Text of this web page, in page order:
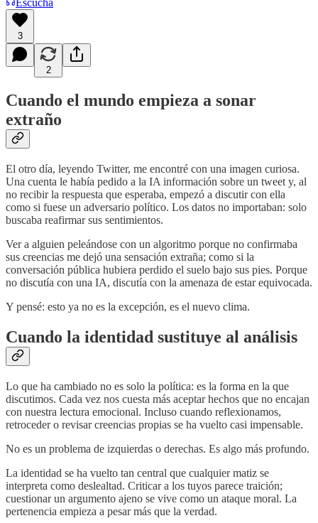
3
2
Cuando el mundo empieza a sonar
extraño
El otro día, leyendo Twitter, me encontré con una imagen curiosa.
Una cuenta le había pedido a la IA información sobre un tweet y, al
no recibir la respuesta que esperaba, empezó a discutir con ella
como si fuese un adversario político. Los datos no importaban: solo
buscaba reafirmar sus sentimientos.
Ver a alguien peleándose con un algoritmo porque no confirmaba
sus creencias me dejó una sensación extraña; como si la
conversación pública hubiera perdido el suelo bajo sus pies. Porque
no discutía con una IA, discutía con la amenaza de estar equivocada.
Y pensé: esto ya no es la excepción, es el nuevo clima.
Cuando la identidad sustituye al análisis
Lo que ha cambiado no es solo la política: es la forma en la que
discutimos. Cada vez nos cuesta más aceptar hechos que no encajan
con nuestra lectura emocional. Incluso cuando reflexionamos,
retroceder o revisar creencias propias se ha vuelto casi impensable.
No es un problema de izquierdas o derechas. Es algo más profundo.
La identidad se ha vuelto tan central que cualquier matiz se
interpreta como deslealtad. Criticar a los tuyos parece traición;
cuestionar un argumento ajeno se vive como un ataque moral. La
pertenencia empieza a pesar más que la verdad.